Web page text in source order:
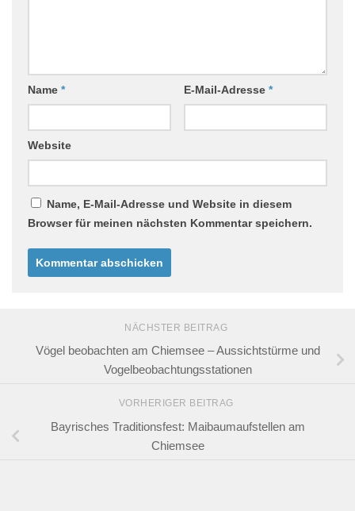
Name * E-Mail-Adresse *
Website
Name, E-Mail-Adresse und Website in diesem
Browser für meinen nächsten Kommentar speichern.
NÄCHSTER BEITRAG
Vögel beobachten am Chiemsee – Aussichtstürme und
Vogelbeobachtungsstationen
VORHERIGER BEITRAG
Bayrisches Traditionsfest: Maibaumaufstellen am
Chiemsee